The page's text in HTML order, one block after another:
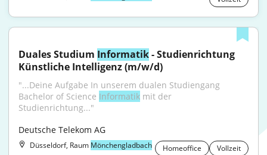
Duales Studium Informatik - Studienrichtung
Künstliche Intelligenz (m/w/d)
"...Deine Aufgabe In unserem dualen Studiengang
Bachelor of Science Informatik mit der
Studienrichtung..."
Deutsche Telekom AG
Düsseldorf, Raum Mönchengladbach Homeoffice
Vollzeit